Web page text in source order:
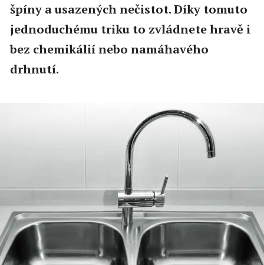
špíny a usazených nečistot. Díky tomuto
jednoduchému triku to zvládnete hravě i
bez chemikálií nebo namáhavého
drhnutí.